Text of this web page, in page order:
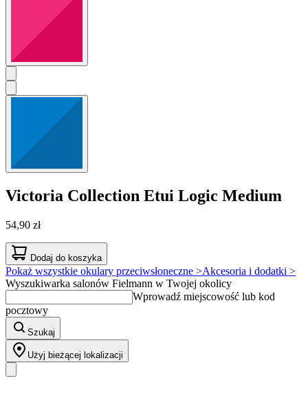
Victoria Collection Etui Logic Medium
54,90 zł
Dodaj do koszyka
Pokaż wszystkie okulary przeciwsłoneczne >Akcesoria i dodatki >
Wyszukiwarka salonów Fielmann w Twojej okolicy
Wprowadź miejscowość lub kod
pocztowy
Szukaj
Użyj bieżącej lokalizacji